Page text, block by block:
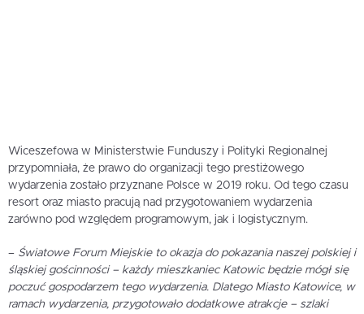
Wiceszefowa w Ministerstwie Funduszy i Polityki Regionalnej
przypomniała, że prawo do organizacji tego prestiżowego
wydarzenia zostało przyznane Polsce w 2019 roku. Od tego czasu
resort oraz miasto pracują nad przygotowaniem wydarzenia
zarówno pod względem programowym, jak i logistycznym.
– Światowe Forum Miejskie to okazja do pokazania naszej polskiej i
śląskiej gościnności – każdy mieszkaniec Katowic będzie mógł się
poczuć gospodarzem tego wydarzenia. Dlatego Miasto Katowice, w
ramach wydarzenia, przygotowało dodatkowe atrakcje – szlaki